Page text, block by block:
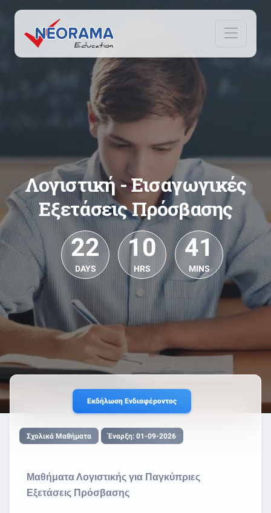
Λογιστική - Εισαγωγικές
Εξετάσεις Πρόσβασης
22
DAYS
10
HRS
41
MINS
Εκδήλωση Ενδιαφέροντος
Σχολικά Μαθήματα Έναρξη: 01-09-2026
Μαθήματα Λογιστικής για Παγκύπριες
Εξετάσεις Πρόσβασης